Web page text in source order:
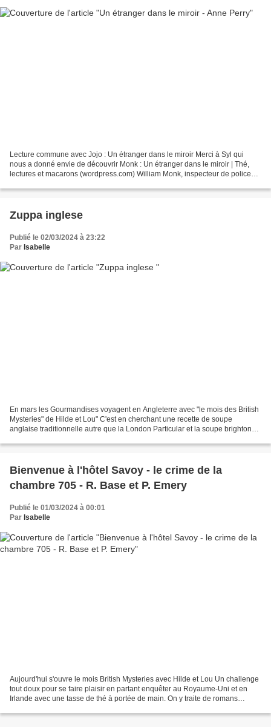
Lecture commune avec Jojo : Un étranger dans le miroir Merci à Syl qui
nous a donné envie de découvrir Monk : Un étranger dans le miroir | Thé,
lectures et macarons (wordpress.com) William Monk, inspecteur de police
Zuppa inglese
Publié le 02/03/2024 à 23:22
Par Isabelle
En mars les Gourmandises voyagent en Angleterre avec "le mois des British
Mysteries" de Hilde et Lou" C'est en cherchant une recette de soupe
anglaise traditionnelle autre que la London Particular et la soupe brighton
Bienvenue à l'hôtel Savoy - le crime de la
chambre 705 - R. Base et P. Emery
Publié le 01/03/2024 à 00:01
Par Isabelle
Aujourd'hui s'ouvre le mois British Mysteries avec Hilde et Lou Un challenge
tout doux pour se faire plaisir en partant enquêter au Royaume-Uni et en
Irlande avec une tasse de thé à portée de main. On y traite de romans